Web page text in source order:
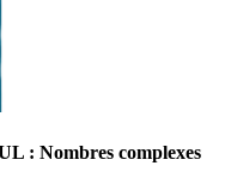
: Nombres complexes